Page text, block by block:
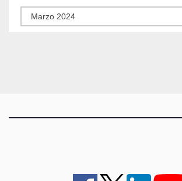
Tutti
articoli